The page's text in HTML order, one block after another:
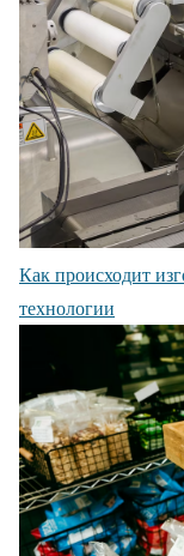
Как происходит
технологии